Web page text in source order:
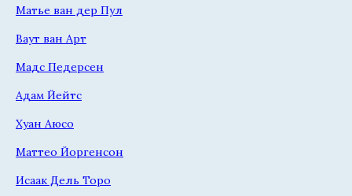
Матье ван дер Пул
Ваут ван Арт
Мадс Педерсен
Адам Йейтс
Хуан Аюсо
Маттео Йоргенсон
Исаак Дель Торо